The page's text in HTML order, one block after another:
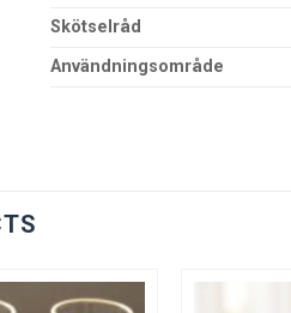
Skötselråd
Användningsområde